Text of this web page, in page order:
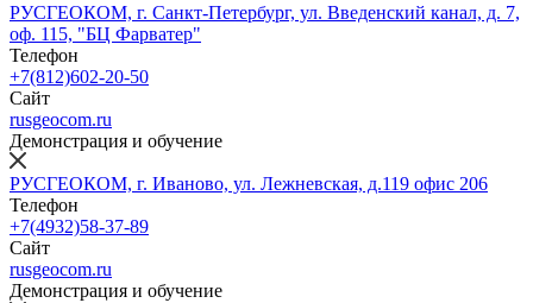
РУСГЕОКОМ, г. Санкт-Петербург, ул. Введенский канал, д. 7,
оф. 115, "БЦ Фарватер"
Телефон
+7(812)602-20-50
Сайт
rusgeocom.ru
Демонстрация и обучение
РУСГЕОКОМ, г. Иваново, ул. Лежневская, д.119 офис 206
Телефон
+7(4932)58-37-89
Сайт
rusgeocom.ru
Демонстрация и обучение